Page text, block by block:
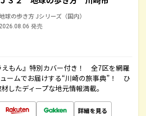
球の歩き方 Jシリーズ（国内）
2026.08.06 発売
えもん』特別カバー付き！ 全7区を網羅
ームでお届けする“川崎の旅事典”！ ひ
したディープな地元情報満載。
詳細を見る